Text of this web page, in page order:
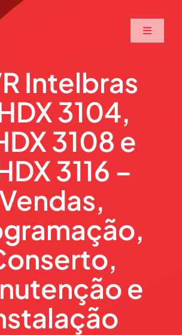
Toggle
A Maxtec
Serviços
Soluções
Produtos
Parceiros
Intelbras
3104,
3108 e
3116 –
e